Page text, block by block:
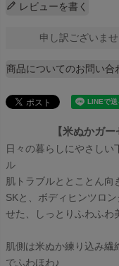
レビューを書く
申し訳ございま
商品についてのお問い合
【米ぬかガ
日々の暮らしにやさし
ル
肌トラブルととことん向
SKと、ボディヒンツロ
せた、しっとりふわふわ
肌側は米ぬか練り込み繊
でふわほわ♪